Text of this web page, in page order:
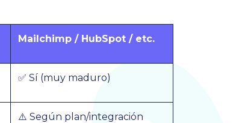
Mailchimp / HubSpot / etc.
✅ Sí (muy maduro)
⚠️ Según plan/integración